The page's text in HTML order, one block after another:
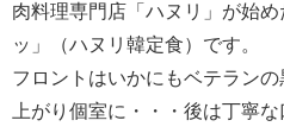
肉料理専門店「ハヌリ」が始
ッ」（ハヌリ韓定食）です。
フロントはいかにもベテラン
上がり個室に・・・後は丁寧